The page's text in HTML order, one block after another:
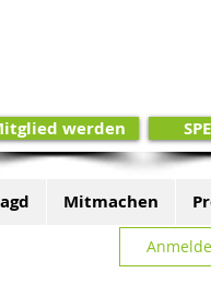
werden
Mitmachen